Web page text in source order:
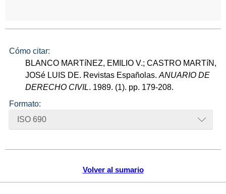
Volver al sumario
Cómo citar:
BLANCO MARTíNEZ, EMILIO V.; CASTRO MARTíN,
JOSé LUIS DE. Revistas Españolas.ANUARIO DE
DERECHO CIVIL. 1989. (1). pp. 179-208.
Formato:
ISO 690